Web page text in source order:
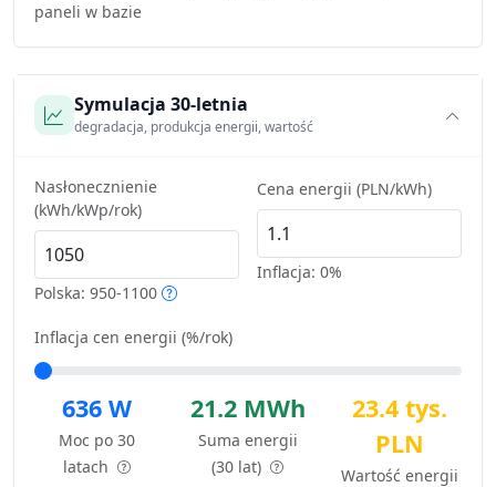
paneli w bazie
Symulacja 30-letnia
degradacja, produkcja energii, wartość
Nasłonecznienie
(kWh/kWp/rok)
Polska: 950-1100
Cena energii (PLN/kWh)
Inflacja: 0%
Inflacja cen energii (%/rok)
636 W
Moc po 30
latach
21.2 MWh
Suma energii
(30 lat)
23.4 tys.
PLN
Wartość energii